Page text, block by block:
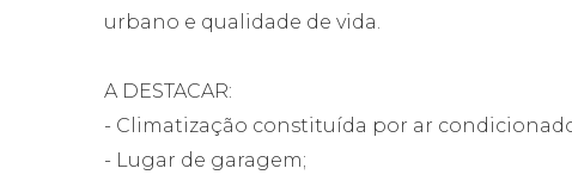
urbano e qualidade de vida.
A DESTACAR:
- Climatização constituída por ar
- Lugar de garagem;